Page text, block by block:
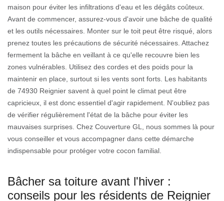
maison pour éviter les infiltrations d'eau et les dégâts coûteux.
Avant de commencer, assurez-vous d'avoir une bâche de qualité
et les outils nécessaires. Monter sur le toit peut être risqué, alors
prenez toutes les précautions de sécurité nécessaires. Attachez
fermement la bâche en veillant à ce qu'elle recouvre bien les
zones vulnérables. Utilisez des cordes et des poids pour la
maintenir en place, surtout si les vents sont forts. Les habitants
de 74930 Reignier savent à quel point le climat peut être
capricieux, il est donc essentiel d'agir rapidement. N'oubliez pas
de vérifier régulièrement l'état de la bâche pour éviter les
mauvaises surprises. Chez Couverture GL, nous sommes là pour
vous conseiller et vous accompagner dans cette démarche
indispensable pour protéger votre cocon familial.
Bâcher sa toiture avant l'hiver :
conseils pour les résidents de Reignier